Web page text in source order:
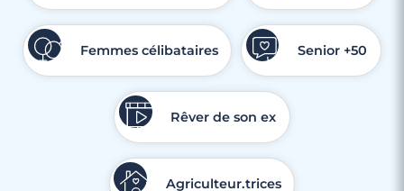
Femmes célibataires Senior +50
Rêver de son ex
Agriculteur.trices